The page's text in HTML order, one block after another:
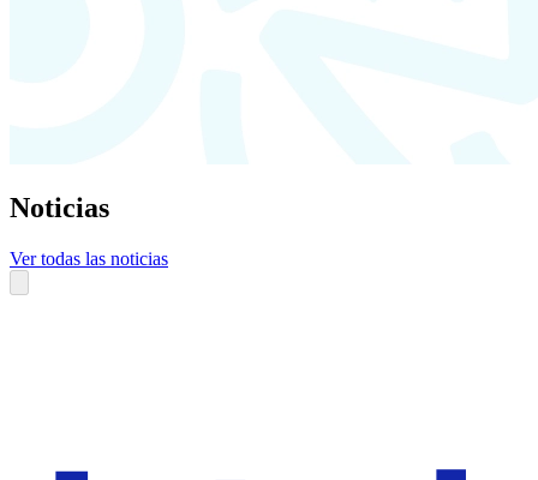
Noticias
Ver todas las noticias